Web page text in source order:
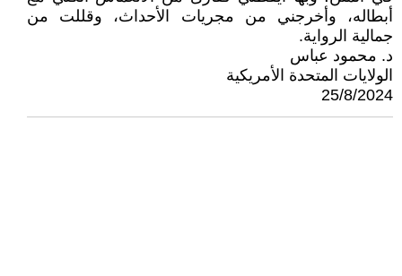
أبطاله، وأخرجني من مجريات الأحداث، وقللت من
جمالية الرواية.
د. محمود عباس
الولايات المتحدة الأمريكية
25/8/2024